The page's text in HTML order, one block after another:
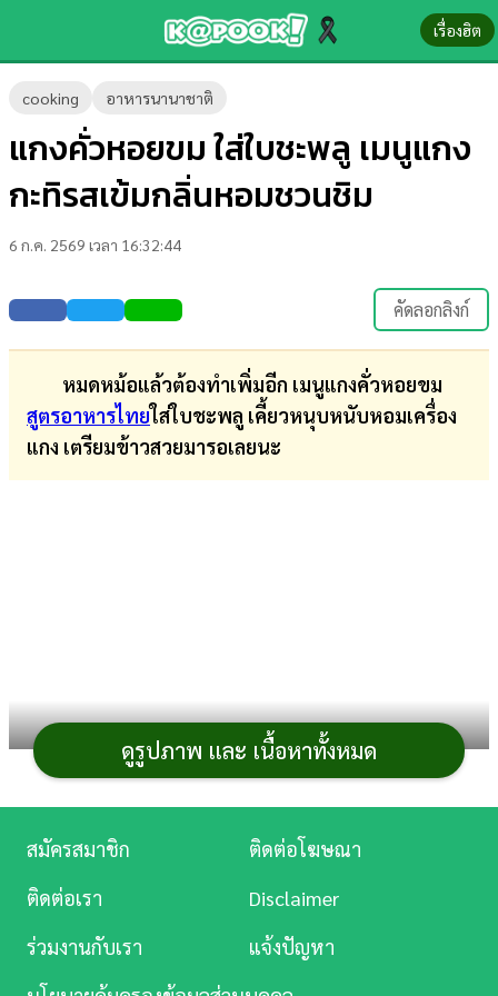
เรื่องฮิต
cooking อาหารนานาชาติ
แกงคั่วหอยขม ใส่ใบชะพลู เมนูแกง
กะทิรสเข้มกลิ่นหอมชวนชิม
6 ก.ค. 2569 เวลา 16:32:44
คัดลอกลิงก์
หมดหม้อแล้วต้องทำเพิ่มอีก เมนูแกงคั่วหอยขม
สูตรอาหารไทยใส่ใบชะพลู เคี้ยวหนุบหนับหอมเครื่อง
แกง เตรียมข้าวสวยมารอเลยนะ
เอ่ยถึงเมนูแกงคั่วส่วนใหญ่คงนึกถึงแกงคั่วเนื้อหรือแกง
คั่วไก่กันเนอะ ถ้าเบื่อ ๆ กันแล้วลองมาทำแกงคั่วหอยกันบ้าง
ดีไหม กระปุกดอทคอมขอนำเสนอสูตรอาหาร
หอยขม ใส่เฉพาะเนื้อหอยลงไปต้มกับกะทิผัดพริกแกง ใส่ใบ
ดูรูปภาพ และ เนื้อหาทั้งหมด
ข่าว-
ความ
รู้
บันเทิง
ตรวจ
หวย
ผล
บอล
สด
บันเทิง
ดู
Music
สมัครสมาชิก
ติดต่อโฆษณา
ติดต่อเรา
Disclaimer
ร่วมงานกับเรา
แจ้งปัญหา